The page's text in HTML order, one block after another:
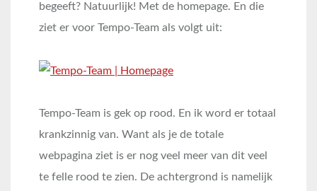
begeeft? Natuurlijk! Met de homepage. En die
ziet er voor Tempo-Team als volgt uit:
Tempo-Team is gek op rood. En ik word er totaal
krankzinnig van. Want als je de totale
webpagina ziet is er nog veel meer van dit veel
te felle rood te zien. De achtergrond is namelijk